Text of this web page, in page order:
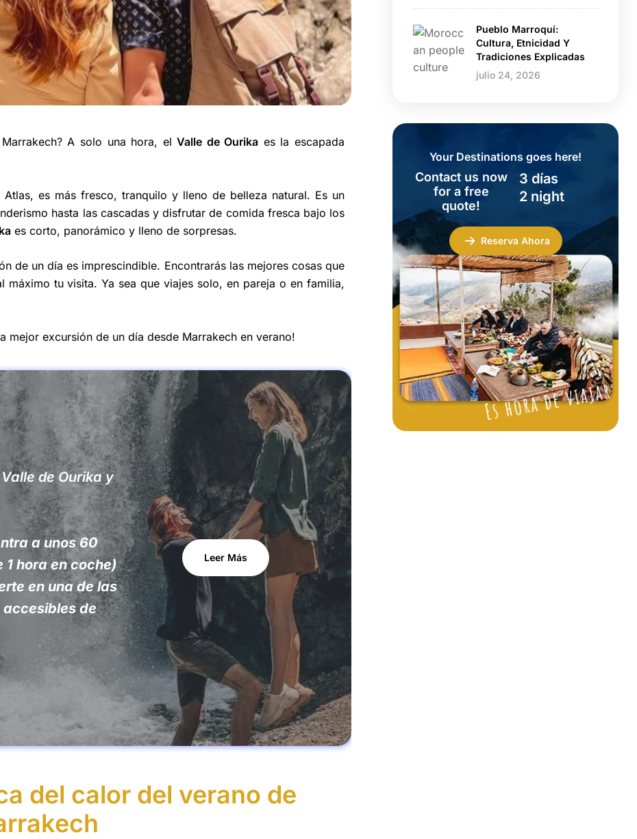
A solo una hora, elValle de Ourika es la escapada
es más fresco, tranquilo y lleno de belleza natural. Es un
hasta las cascadas y disfrutar de comida fresca bajo los
es corto, panorámico y lleno de sorpresas.
de un día es imprescindible. Encontrarás las mejores cosas que
tu visita. Ya sea que viajes solo, en pareja o en familia,
mejor excursión de un día desde Marrakech en verano!
de Ourika y
a unos 60
hora en coche)
en una de las
accesibles de
Leer Más
del calor del verano de
julio 24, 2026
Pueblo Marroquí:
Cultura, Etnicidad Y
Tradiciones Explicadas
Your Destinations goes here!
Contact us now
for a free
quote!
3 días
2 night
Reserva Ahora
Es hora de viajar